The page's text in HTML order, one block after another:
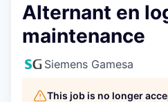
Alternant en
maintenance
Siemens Gamesa
This job is no longer